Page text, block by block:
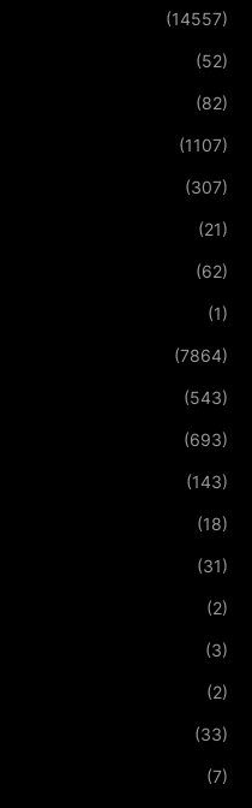
(14557)
(52)
(82)
(1107)
(307)
(21)
(62)
(1)
(7864)
(543)
(693)
(143)
(18)
(31)
(2)
(3)
(2)
(33)
(7)